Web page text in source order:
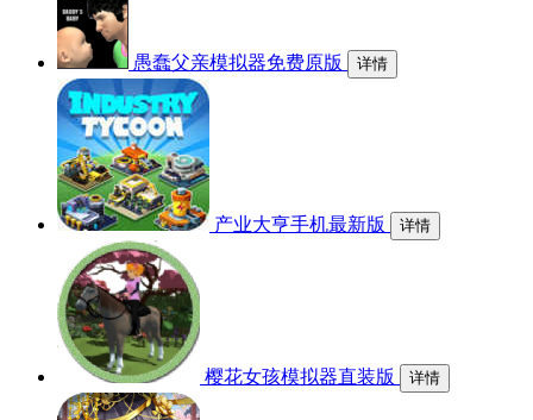
愚蠢父亲模拟器免费原版 详情
产业大亨手机最新版 详情
樱花女孩模拟器直装版 详情